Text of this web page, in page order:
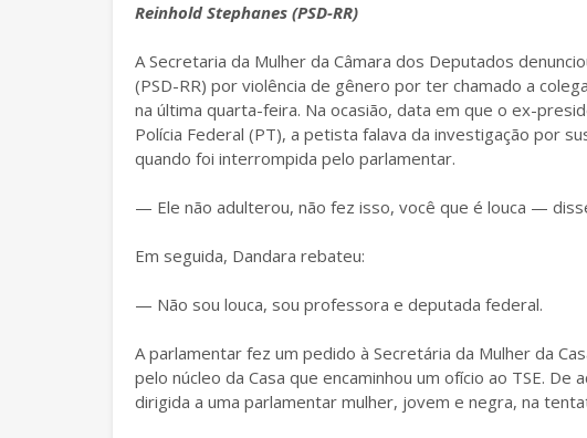
Reinhold Stephanes (PSD-RR)
A Secretaria da Mulher da Câmara dos Deputados
(PSD-RR) por violência de gênero por ter chamado a
na última quarta-feira. Na ocasião, data em que o ex-
Polícia Federal (PT), a petista falava da investigação por
quando foi interrompida pelo parlamentar.
— Ele não adulterou, não fez isso, você que é louca —
Em seguida, Dandara rebateu:
— Não sou louca, sou professora e deputada federal.
A parlamentar fez um pedido à Secretária da Mulher da
pelo núcleo da Casa que encaminhou um ofício ao TSE.
dirigida a uma parlamentar mulher, jovem e negra, na